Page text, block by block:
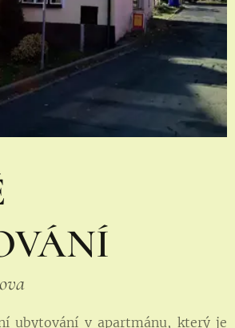
ubytování v apartmánu, který je